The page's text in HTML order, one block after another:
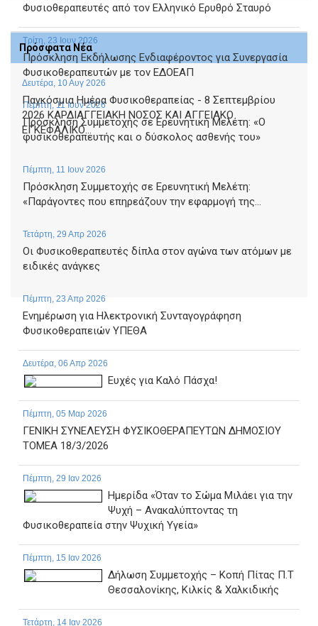
Φυσιοθεραπευτές από τον Ελληνικό Ερυθρό Σταυρό
Τρίτη, 23 Ιουν 2026
Πρόσκληση Εκδήλωσης Ενδιαφέροντος για Συνεργασία
Φυσικοθεραπευτών με τον ΕΔΟΕΑΠ
Πέμπτη, 11 Ιουν 2026
Πρόσκληση Συμμετοχής σε Ερευνητική Μελέτη: «Ο
φυσικοθεραπευτής και ο δύσκολος ασθενής του»
Πέμπτη, 11 Ιουν 2026
Πρόσκληση Συμμετοχής σε Ερευνητική Μελέτη:
«Παράγοντες που επηρεάζουν την εφαρμογή της...
Τετάρτη, 29 Απρ 2026
Οι Φυσικοθεραπευτές δίπλα στον αγώνα των ατόμων με
ειδικές ανάγκες
Πέμπτη, 23 Απρ 2026
Ενημέρωση για Ηλεκτρονική Συνταγογράφηση
Φυσικοθεραπειών ΥΠΕΘΑ
Δευτέρα, 06 Απρ 2026
Ευχές για Καλό Πάσχα!
Πέμπτη, 05 Μαρ 2026
ΓΕΝΙΚΗ ΣΥΝΕΛΕΥΣΗ ΦΥΣΙΚΟΘΕΡΑΠΕΥΤΩΝ ΔΗΜΟΣΙΟΥ
ΤΟΜΕΑ 18/3/2026
Πέμπτη, 29 Ιαν 2026
Ημερίδα «Όταν το Σώμα Μιλάει για την
Ψυχή – Ανακαλύπτοντας τη
Φυσικοθεραπεία στην Ψυχική Υγεία»
Πέμπτη, 15 Ιαν 2026
Δήλωση Συμμετοχής – Κοπή Πίτας Π.Τ
Θεσσαλονίκης, Κιλκίς & Χαλκιδικής
Τετάρτη, 14 Ιαν 2026
Πρόσφατα Νέα
Δευτέρα, 10 Αυγ 2026
Παγκόσμια Ημέρα Φυσικοθεραπείας - 8 Σεπτεμβρίου
2026 ΚΑΡΔΙΑΓΓΕΙΑΚΗ ΝΟΣΟΣ ΚΑΙ ΑΓΓΕΙΑΚΟ
ΕΓΚΕΦΑΛΙΚΟ...